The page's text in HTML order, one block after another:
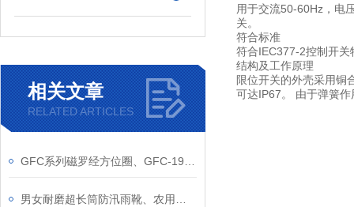
相关文章
RELATED ARTICLES
用于交流50-60Hz，电
关。
符合标准
符合IEC377-2控制开关
结构及工作原理
限位开关的外壳采用铜
可达IP67。 由于弹簧